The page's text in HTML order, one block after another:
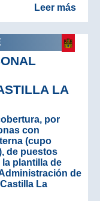
Leer más
LA
por
con
(cupo
de puestos
plantilla de
de
La